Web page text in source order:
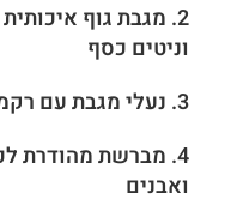
2. מגבת גוף איכותית
וניטים כסף
3. נעלי מגבת עם
4. מברשת מהודרת
ואבנים